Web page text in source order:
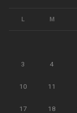
L M
3 4
10 11
17 18